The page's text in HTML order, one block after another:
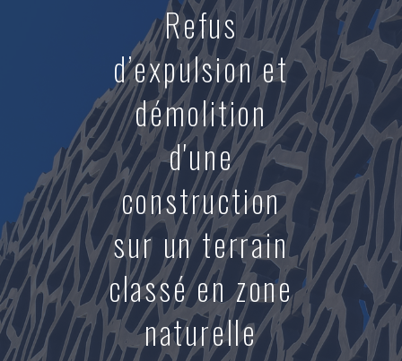
Honoraires
Notre équipe
Domaines de compétences
Actualités juridiques
Contact
Refus
d’expulsion et
démolition
d'une
construction
sur un terrain
classé en zone
naturelle